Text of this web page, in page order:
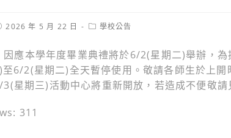
2026 年 5 月 22 日
Post學校公告
因應本學年度畢業典禮將於6/2(星期二)舉辦，
6/2(星期二)全天暫停使用。敬請各師生於上
星期三)活動中心將重新開放，若造成不便敬請
311